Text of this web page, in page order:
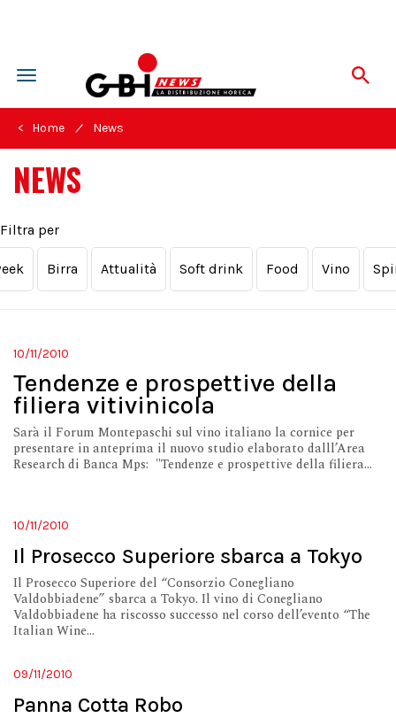
Toggle
navigation
< Home / News
NEWS
Filtra per
Birra Attualità Soft drink Food Vino
10/11/2010
Tendenze e prospettive della
filiera vitivinicola
Sarà il Forum Montepaschi sul vino italiano la cornice per
presentare in anteprima il nuovo studio elaborato dalll’Area
Research di Banca Mps: "Tendenze e prospettive della filiera...
10/11/2010
Il Prosecco Superiore sbarca a Tokyo
Il Prosecco Superiore del “Consorzio Conegliano
Valdobbiadene” sbarca a Tokyo. Il vino di Conegliano
Valdobbiadene ha riscosso successo nel corso dell’evento “The
Italian Wine...
09/11/2010
Panna Cotta Robo